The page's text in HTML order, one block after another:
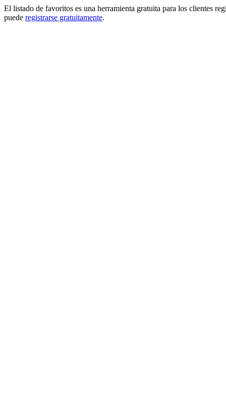
El listado de favoritos es una herramienta gratuita para los clientes
puede registrarse gratuitamente.